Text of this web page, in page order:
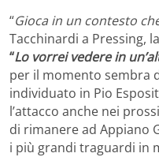
“Gioca in un contesto
Tacchinardi a Pressing,
“Lo vorrei vedere in
per il momento sembra
individuato in Pio
l’attacco anche nei
di rimanere ad Appiano
i più grandi traguardi in